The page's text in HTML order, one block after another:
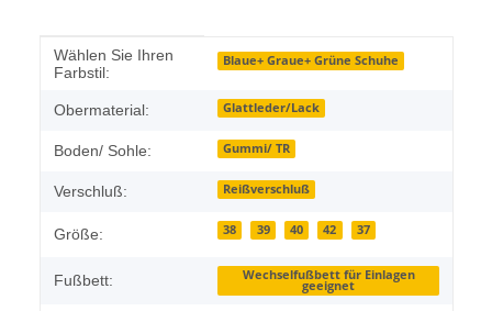
Produkteigenschaft
Wert
Wählen Sie Ihren
Farbstil:
Blaue+ Graue+ Grüne Schuhe
Obermaterial: Glattleder/Lack
Boden/ Sohle: Gummi/ TR
Verschluß: Reißverschluß
Größe: 38 39 40 42 37
Fußbett: Wechselfußbett für Einlagen
geeignet